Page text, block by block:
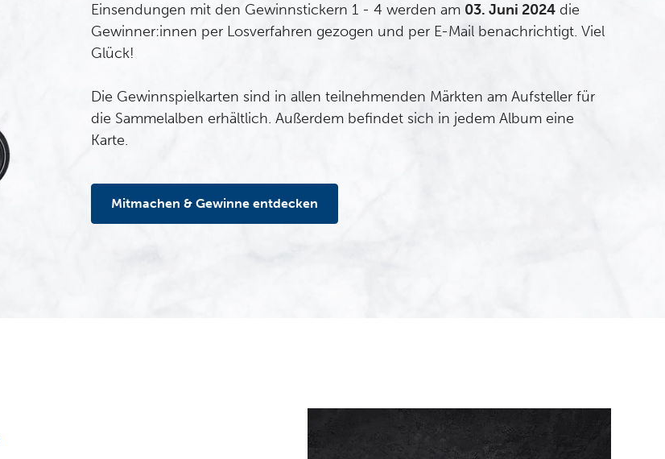
Einsendungen mit den Gewinnstickern 1 - 4 werden am 03. Juni 2024 die
Gewinner:innen per Losverfahren gezogen und per E-Mail benachrichtigt. Viel
Glück!
Die Gewinnspielkarten sind in allen teilnehmenden Märkten am Aufsteller für
die Sammelalben erhältlich. Außerdem befindet sich in jedem Album eine
Karte.
Mitmachen & Gewinne entdecken